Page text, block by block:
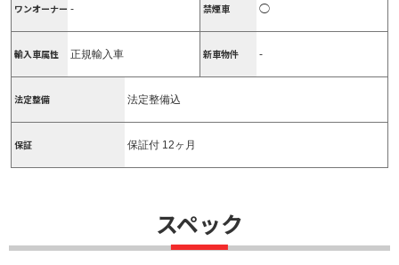
ワンオーナー - 禁煙車 ◯
輸入車属性 正規輸入車 新車物件 -
法定整備 法定整備込
保証 保証付 12ヶ月
スペック